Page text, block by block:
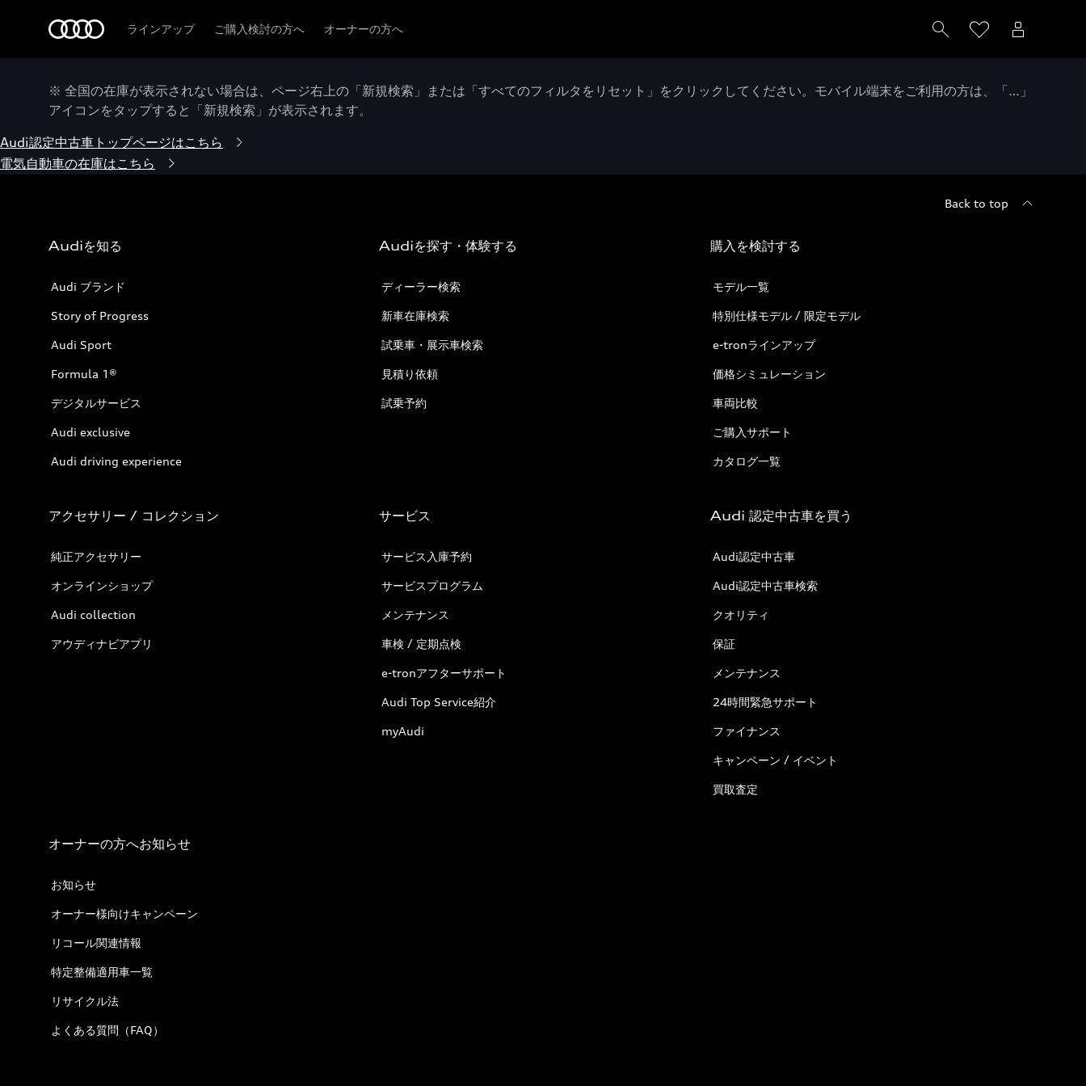
ラインアップ ご購入検討の方へ オーナーの方へ
※ 全国の在庫が表示されない場合は、ページ右上の「新規検索」または「すべてのフィルタをリセット」をクリックしてください。モバイル端末をご利用の方は、「…」
アイコンをタップすると「新規検索」が表示されます。
Audi認定中古車トップページはこちら
電気自動車の在庫はこちら
Back to top
Audiを知る
Audi ブランド
Story of Progress
Audi Sport
Formula 1®
デジタルサービス
Audi exclusive
Audi driving experience
Audiを探す・体験する
ディーラー検索
新車在庫検索
試乗車・展示車検索
見積り依頼
試乗予約
購入を検討する
モデル一覧
特別仕様モデル / 限定モデル
e-tronラインアップ
価格シミュレーション
車両比較
ご購入サポート
カタログ一覧
アクセサリー / コレクション
純正アクセサリー
オンラインショップ
Audi collection
アウディナビアプリ
サービス
サービス入庫予約
サービスプログラム
メンテナンス
車検 / 定期点検
e-tronアフターサポート
Audi Top Service紹介
myAudi
Audi 認定中古車を買う
Audi認定中古車
Audi認定中古車検索
クオリティ
保証
メンテナンス
24時間緊急サポート
ファイナンス
キャンペーン / イベント
買取査定
オーナーの方へお知らせ
お知らせ
オーナー様向けキャンペーン
リコール関連情報
特定整備適用車一覧
リサイクル法
よくある質問（FAQ）